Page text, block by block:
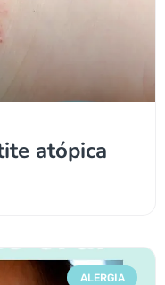
atópica
ALERGIA